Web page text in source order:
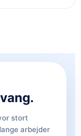
stort
arbejder